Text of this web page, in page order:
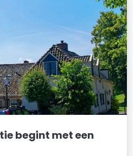
begint met een